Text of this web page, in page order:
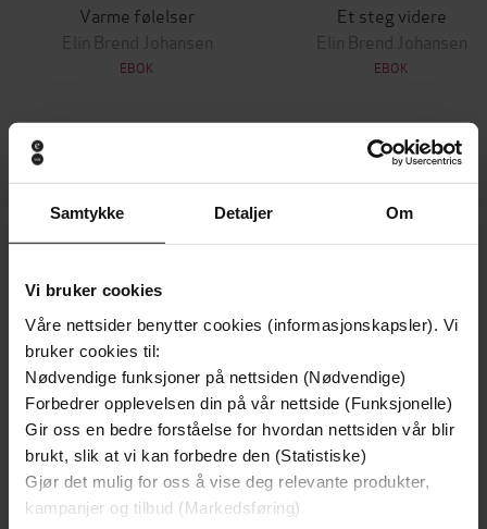
Samtykke Detaljer Om
Vi bruker cookies
Våre nettsider benytter cookies (informasjonskapsler). Vi
bruker cookies til:
Nødvendige funksjoner på nettsiden (Nødvendige)
Forbedrer opplevelsen din på vår nettside (Funksjonelle)
Gir oss en bedre forståelse for hvordan nettsiden vår blir
brukt, slik at vi kan forbedre den (Statistiske)
Gjør det mulig for oss å vise deg relevante produkter,
kampanjer og tilbud (Markedsføring)
Varme følelser
Elin Brend Johansen
EBOK
Et steg videre
Elin Brend Johansen
EBOK
Andre har også kjøpt